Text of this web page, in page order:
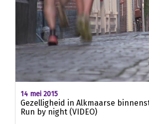
14 mei 2015
Gezelligheid in Alkmaarse
Run by night (VIDEO)